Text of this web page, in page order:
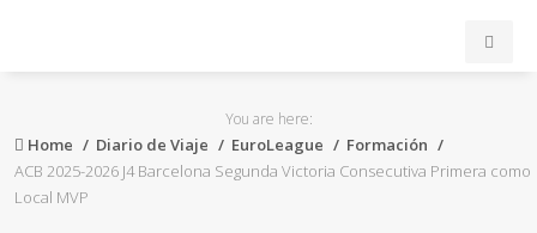
ACB
You are here:
Home Diario de Viaje EuroLeague
Formación
ACB 2025-2026 J4 Barcelona Segunda Victoria Consecutiva Primera como
Local MVP